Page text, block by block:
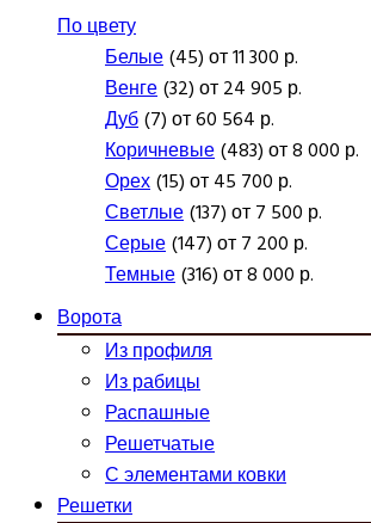
По цвету
Белые(45) от 11 300 р.
Венге(32) от 24 905 р.
Дуб(7) от 60 564 р.
Коричневые(483) от 8 000 р.
Орех(15) от 45 700 р.
Светлые(137) от 7 500 р.
Серые(147) от 7 200 р.
Темные(316) от 8 000 р.
Ворота
Из профиля
Из рабицы
Распашные
Решетчатые
С элементами ковки
Решетки